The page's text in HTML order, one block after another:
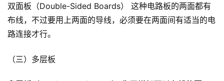
双面板（Double-Sided Boards） 这种电路板的两面都有
布线，不过要用上两面的导线，必须要在两面间有适当的电
路连接才行。
（三）多层板